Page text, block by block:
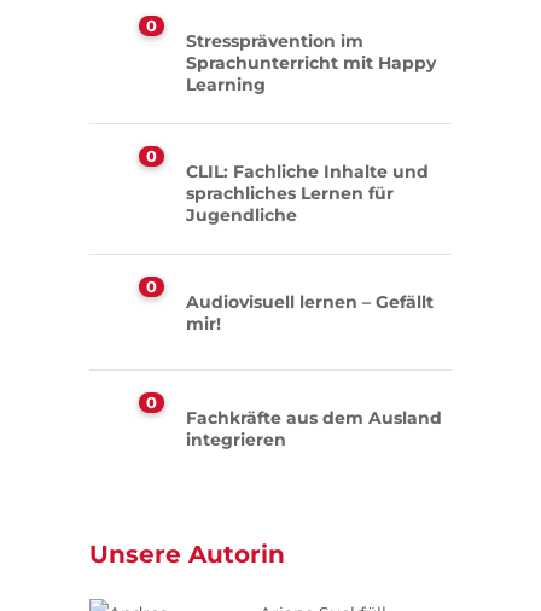
0
Stressprävention im
Sprachunterricht mit Happy
Learning
0
CLIL: Fachliche Inhalte und
sprachliches Lernen für
Jugendliche
0
Audiovisuell lernen – Gefällt
mir!
0
Fachkräfte aus dem Ausland
integrieren
Unsere Autorin